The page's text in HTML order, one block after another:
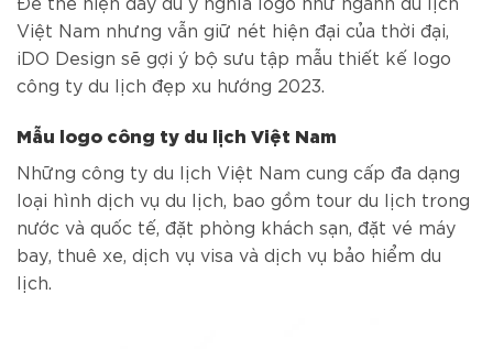
Việt Nam nhưng vẫn giữ nét hiện đại của thời đại,
iDO Design sẽ gợi ý bộ sưu tập mẫu thiết kế logo
công ty du lịch đẹp xu hướng 2023.
Mẫu logo công ty du lịch Việt Nam
Những công ty du lịch Việt Nam cung cấp đa dạng
loại hình dịch vụ du lịch, bao gồm tour du lịch trong
nước và quốc tế, đặt phòng khách sạn, đặt vé máy
bay, thuê xe, dịch vụ visa và dịch vụ bảo hiểm du
lịch.